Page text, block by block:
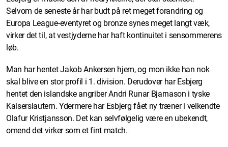
Selvom de seneste år har budt på ret meget forandring og
Europa League-eventyret og bronze synes meget langt væk,
virker det til, at vestjyderne har haft kontinuitet i sensommerens
løb.
Man har hentet Jakob Ankersen hjem, og mon ikke han nok
skal blive en stor profil i 1. division. Derudover har Esbjerg
hentet den islandske angriber Andri Runar Bjarnason i tyske
Kaiserslautern. Ydermere har Esbjerg fået ny træner i velkendte
Olafur Kristjansson. Det kan selvfølgelig være en ubekendt,
omend det virker som et fint match.